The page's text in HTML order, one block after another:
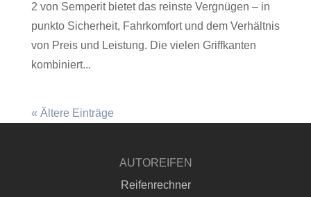
2 von Semperit bietet das reinste Vergnügen – in
punkto Sicherheit, Fahrkomfort und dem Verhältnis
von Preis und Leistung. Die vielen Griffkanten
kombiniert...
« Ältere Einträge
AUTOREIFEN
Reifenrechner